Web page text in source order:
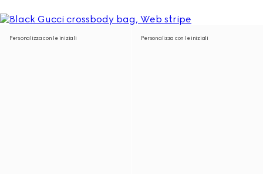
Personalizza con le iniziali Personalizza con le iniziali